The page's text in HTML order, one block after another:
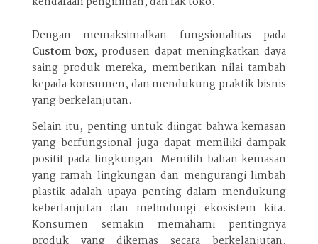
Dengan memaksimalkan fungsionalitas pada
Custom box, produsen dapat meningkatkan daya
saing produk mereka, memberikan nilai tambah
kepada konsumen, dan mendukung praktik bisnis
yang berkelanjutan.
Selain itu, penting untuk diingat bahwa kemasan
yang berfungsional juga dapat memiliki dampak
positif pada lingkungan. Memilih bahan kemasan
yang ramah lingkungan dan mengurangi limbah
plastik adalah upaya penting dalam mendukung
keberlanjutan dan melindungi ekosistem kita.
Konsumen semakin memahami pentingnya